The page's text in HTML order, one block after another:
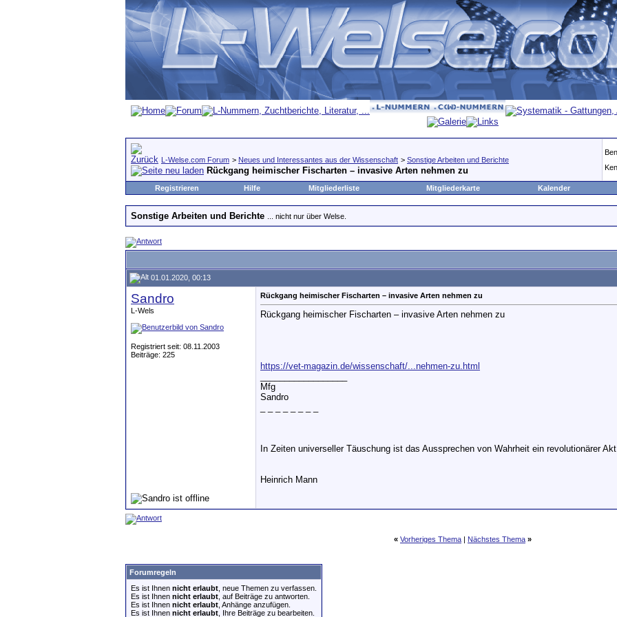
L-Welse.com Forum > Neues und Interessantes aus der Wissenschaft > Sonstige Arbeiten und Berichte
Rückgang heimischer Fischarten – invasive Arten nehmen zu
Registrieren Hilfe Mitgliederliste Mitgliederkarte Kalender
Sonstige Arbeiten und Berichte ... nicht nur über Welse.
01.01.2020, 00:13
Sandro
L-Wels
Registriert seit: 08.11.2003
Beiträge: 225
Rückgang heimischer Fischarten – invasive Arten nehmen zu
Rückgang heimischer Fischarten – invasive Arten nehmen zu
https://vet-magazin.de/wissenschaft/...nehmen-zu.html
Mfg
Sandro
In Zeiten universeller Täuschung ist das Aussprechen von Wahrheit ein revolutionärer
Heinrich Mann
« Vorheriges Thema | Nächstes Thema »
Forumregeln
Es ist Ihnen nicht erlaubt , neue Themen zu verfassen.
Es ist Ihnen nicht erlaubt , auf Beiträge zu antworten.
Es ist Ihnen nicht erlaubt , Anhänge anzufügen.
Es ist Ihnen nicht erlaubt , Ihre Beiträge zu bearbeiten.